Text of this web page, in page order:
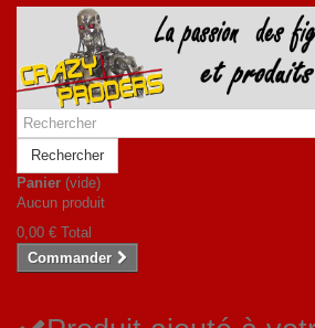
Rechercher
Panier (vide)
Aucun produit
0,00 € Total
Commander